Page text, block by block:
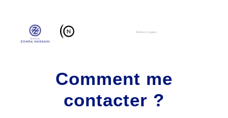
Mentions Légales
Comment me
contacter ?